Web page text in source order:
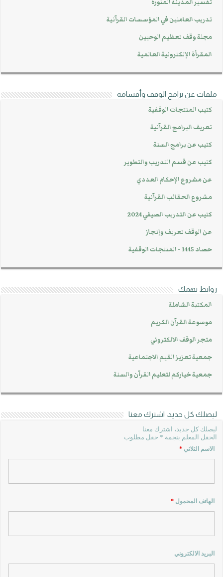
تفسير المدينة المنورة
تدريب العاملين في المؤسسات القرآنية
مجلة وقف تعظيم الوحيين
المقرأة الإلكترونية العالمية
ملفات عن برامج الوقف وأقسامه
كتيب المنتجات الوقفية
تعريف البرامج القرآنية
كتيب عن برامج السنة
كتيب عن قسم التدريب والتطوير
عن مشروع الإحكام العددي
مشروع الحقائب القرآنية
كتيب عن التدريب الصيفي 2024
عن الوقف تعريف وإنجاز
حصاد 1445 - المنتجات الوقفية
روابط تهمك
المكتبة الشاملة
موسوعة القرآن الكريم
متجر الوقف الالكتروني
جمعية تعزيز القيم الاجتماعية
جمعية خياركم لتعليم القرآن والسنة
ليصلك كل جديد، اشترك معنا
ليصلك كل جديد، اشترك معنا
الحقل المعلم بنجمة * حقل مطلوب
الاسم الثلاثي*
الهاتف المحمول*
البريد الالكتروني